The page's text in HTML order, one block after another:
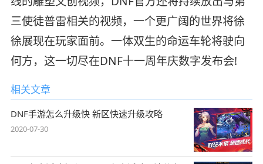
三使徒普雷相关的视频，一个更广阔的世界将徐
徐展现在玩家面前。一体双生的命运车轮将驶向
何方，这一切尽在DNF十一周年庆数字发布会!
相关文章
DNF手游怎么升级快 新区快速升级攻略
2020-07-30